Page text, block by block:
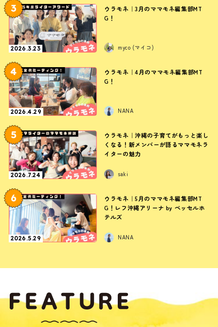
3
2026.3.23
ウラモネ｜3月のママモネ編集部MT
G！
myco (マイコ)
4
2026.4.29
ウラモネ｜4月のママモネ編集部MT
G！
NANA
5
2026.7.24
ウラモネ｜沖縄の子育てがもっと楽し
くなる！新メンバーが語るママモネラ
イターの魅力
saki
6
2026.5.29
ウラモネ｜5月のママモネ編集部MT
G！レフ沖縄アリーナ by ベッセルホ
テルズ
NANA